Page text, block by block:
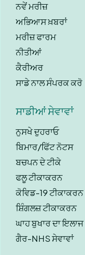
ਨਵੇਂ ਮਰੀਜ਼
ਅਭਿਆਸ ਖ਼ਬਰਾਂ
ਮਰੀਜ਼ ਫਾਰਮ
ਨੀਤੀਆਂ
ਕੈਰੀਅਰ
ਸਾਡੇ ਨਾਲ ਸੰਪਰਕ ਕਰੋ
ਸਾਡੀਆਂ ਸੇਵਾਵਾਂ
ਨੁਸਖੇ ਦੁਹਰਾਓ
ਬਿਮਾਰ/ਫਿੱਟ ਨੋਟਸ
ਬਚਪਨ ਦੇ ਟੀਕੇ
ਫਲੂ ਟੀਕਾਕਰਨ
ਕੋਵਿਡ-19 ਟੀਕਾਕਰਨ
ਸ਼ਿੰਗਲਜ਼ ਟੀਕਾਕਰਨ
ਘਾਹ ਬੁਖਾਰ ਦਾ ਇਲਾਜ
ਗੈਰ-NHS ਸੇਵਾਵਾਂ